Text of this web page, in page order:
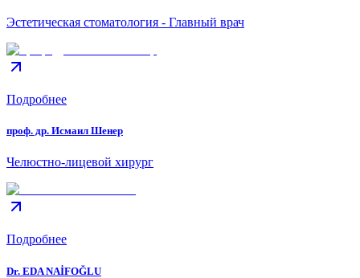
Эстетическая стоматология - Главный врач
Подробнее
проф. др. Исмаил Шенер
Челюстно-лицевой хирург
Подробнее
Dr. EDA NAİFOĞLU